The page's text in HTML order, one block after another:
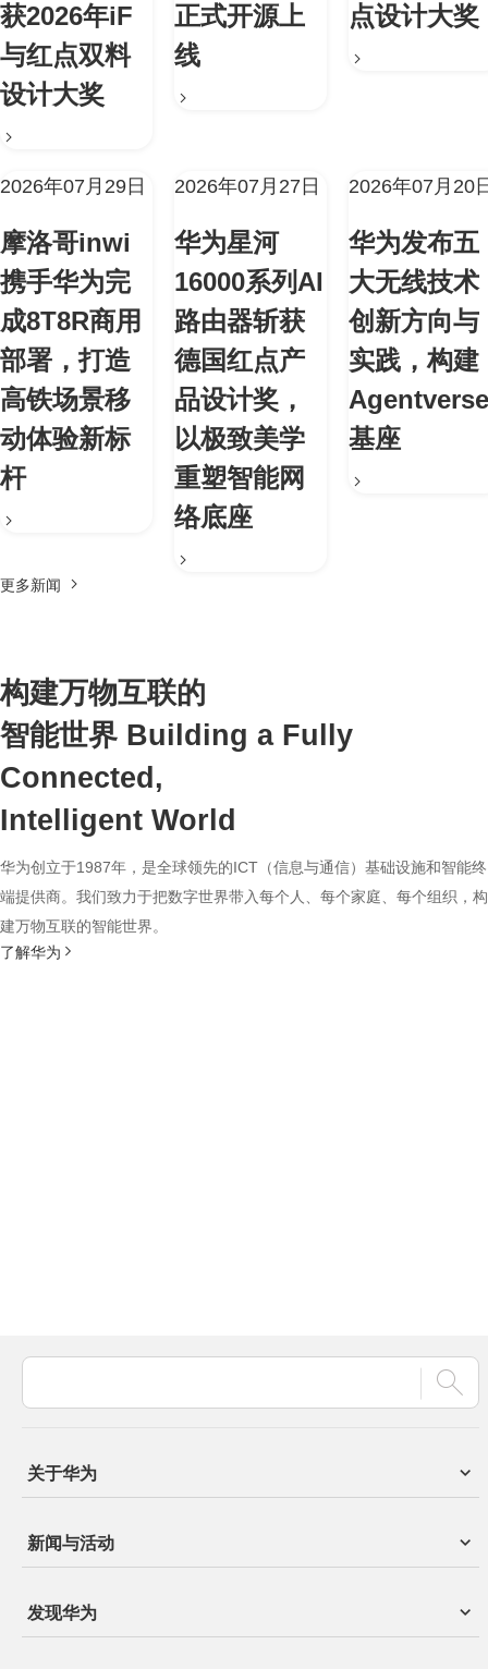
获2026年iF
与红点双料
设计大奖
正式开源上
线
点设计大奖
2026年07月29日
摩洛哥inwi
携手华为完
成8T8R商用
部署，打造
高铁场景移
动体验新标
杆
2026年07月27日
华为星河
16000系列AI
路由器斩获
德国红点产
品设计奖，
以极致美学
重塑智能网
络底座
2026年07月20
华为发布五
大无线技术
创新方向与
实践，构建
Agentverse
基座
更多新闻
构建万物互联的
智能世界 Building a Fully
Connected,
Intelligent World
华为创立于1987年，是全球领先的ICT（信息与通信）基础设施和智能终
端提供商。我们致力于把数字世界带入每个人、每个家庭、每个组织，构
建万物互联的智能世界。
了解华为
关于华为
新闻与活动
发现华为